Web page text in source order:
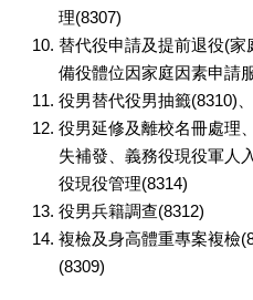
理(8307)
替代役申請及提前退役(
備役體位因家庭因素申請
役男替代役男抽籤(8310)
役男延修及離校名冊處理
失補發、義務役現役軍人
役現役管理(8314)
役男兵籍調查(8312)
複檢及身高體重專案複檢
(8309)